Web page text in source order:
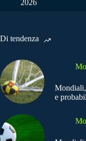
2026
Di tendenza
e